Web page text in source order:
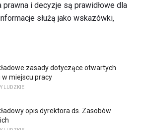
prawna i decyzje są prawidłowe dla
służą jako wskazówki,
zasady dotyczące otwartych
w miejscu pracy
LUDZKIE
opis dyrektora ds. Zasobów